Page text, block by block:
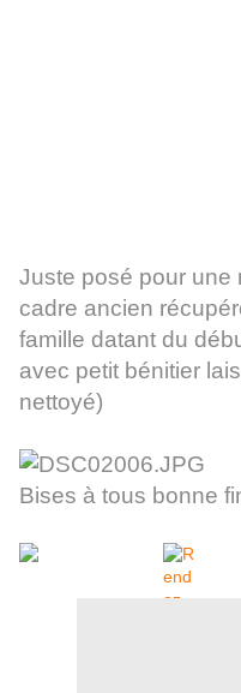
Juste posé pour une
cadre ancien
famille datant du
avec petit bénitier
nettoyé)
Bises à tous bonne